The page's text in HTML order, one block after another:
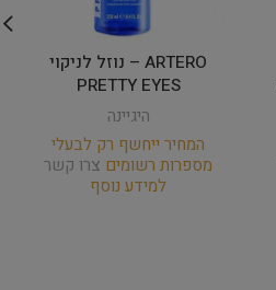
ARTERO – נוזל לניקוי
PRETTY EYES
היגיינה
המחיר ייחשף רק לבעלי
מספרות רשומים צרו קשר
למידע נוסף